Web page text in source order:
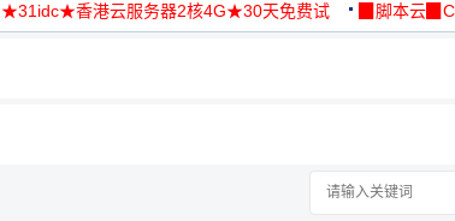
★31idc★香港云服务器2核4G★30天免费试
▉脚本云